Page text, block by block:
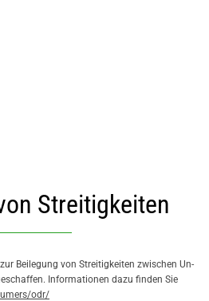
Streitigkeiten
Bei­le­gung von Strei­tig­kei­ten zwi­schen Un­
In­for­ma­tio­nen dazu fin­den Sie
odr/